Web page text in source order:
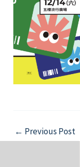
Post
navigation
← Previous Post